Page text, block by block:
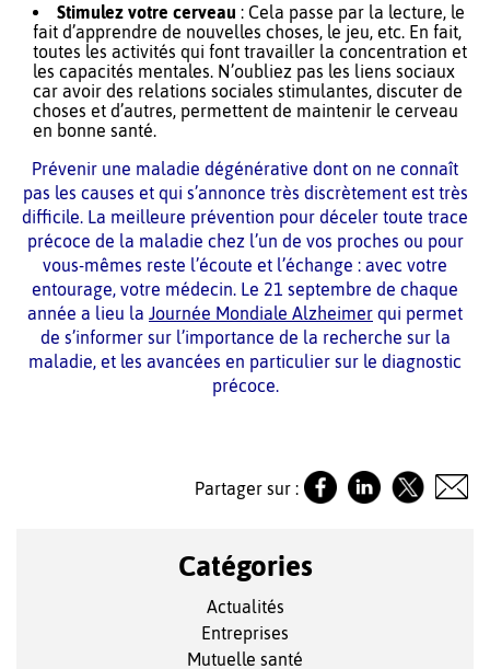
Stimulez votre cerveau : Cela passe par la lecture, le
fait d’apprendre de nouvelles choses, le jeu, etc. En fait,
toutes les activités qui font travailler la concentration et
les capacités mentales. N’oubliez pas les liens sociaux
car avoir des relations sociales stimulantes, discuter de
choses et d’autres, permettent de maintenir le cerveau
en bonne santé.
Prévenir une maladie dégénérative dont on ne connaît
pas les causes et qui s’annonce très discrètement est très
difficile. La meilleure prévention pour déceler toute trace
précoce de la maladie chez l’un de vos proches ou pour
vous-mêmes reste l’écoute et l’échange : avec votre
entourage, votre médecin. Le 21 septembre de chaque
année a lieu la Journée Mondiale Alzheimer qui permet
de s’informer sur l’importance de la recherche sur la
maladie, et les avancées en particulier sur le diagnostic
précoce.
Partager sur :
Catégories
Actualités
Entreprises
Mutuelle santé